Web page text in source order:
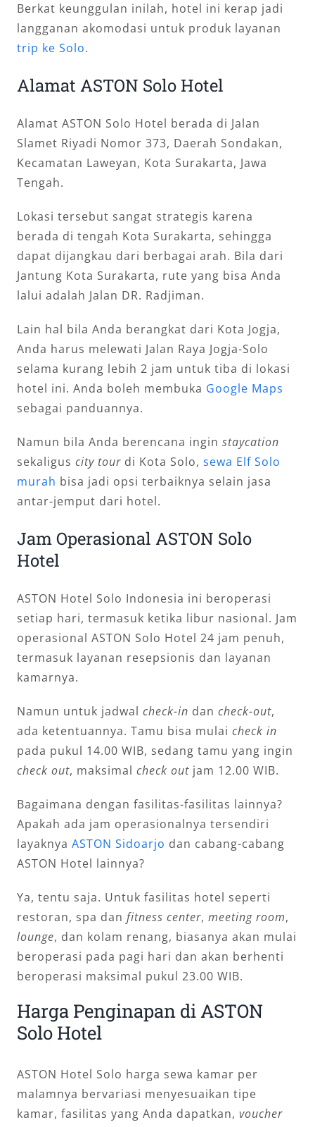
Berkat keunggulan inilah, hotel ini kerap jadi
langganan akomodasi untuk produk layanan
trip ke Solo.
Alamat ASTON Solo Hotel
Alamat ASTON Solo Hotel berada di Jalan
Slamet Riyadi Nomor 373, Daerah Sondakan,
Kecamatan Laweyan, Kota Surakarta, Jawa
Tengah.
Lokasi tersebut sangat strategis karena
berada di tengah Kota Surakarta, sehingga
dapat dijangkau dari berbagai arah. Bila dari
Jantung Kota Surakarta, rute yang bisa Anda
lalui adalah Jalan DR. Radjiman.
Lain hal bila Anda berangkat dari Kota Jogja,
Anda harus melewati Jalan Raya Jogja-Solo
selama kurang lebih 2 jam untuk tiba di lokasi
hotel ini. Anda boleh membuka Google Maps
sebagai panduannya.
Namun bila Anda berencana ingin staycation
sekaligus city tourdi Kota Solo, sewa Elf Solo
murah bisa jadi opsi terbaiknya selain jasa
antar-jemput dari hotel.
Jam Operasional ASTON Solo
Hotel
ASTON Hotel Solo Indonesia ini beroperasi
setiap hari, termasuk ketika libur nasional. Jam
operasional ASTON Solo Hotel 24 jam penuh,
termasuk layanan resepsionis dan layanan
kamarnya.
Namun untuk jadwal check-in dan check-out,
ada ketentuannya. Tamu bisa mulai check in
pada pukul 14.00 WIB, sedang tamu yang ingin
check out, maksimal check outjam 12.00 WIB.
Bagaimana dengan fasilitas-fasilitas lainnya?
Apakah ada jam operasionalnya tersendiri
layaknya ASTON Sidoarjo dan cabang-cabang
ASTON Hotel lainnya?
Ya, tentu saja. Untuk fasilitas hotel seperti
restoran, spa dan fitness center, meeting room,
lounge, dan kolam renang, biasanya akan mulai
beroperasi pada pagi hari dan akan berhenti
beroperasi maksimal pukul 23.00 WIB.
Harga Penginapan di ASTON
Solo Hotel
ASTON Hotel Solo harga sewa kamar per
malamnya bervariasi menyesuaikan tipe
kamar, fasilitas yang Anda dapatkan, voucher